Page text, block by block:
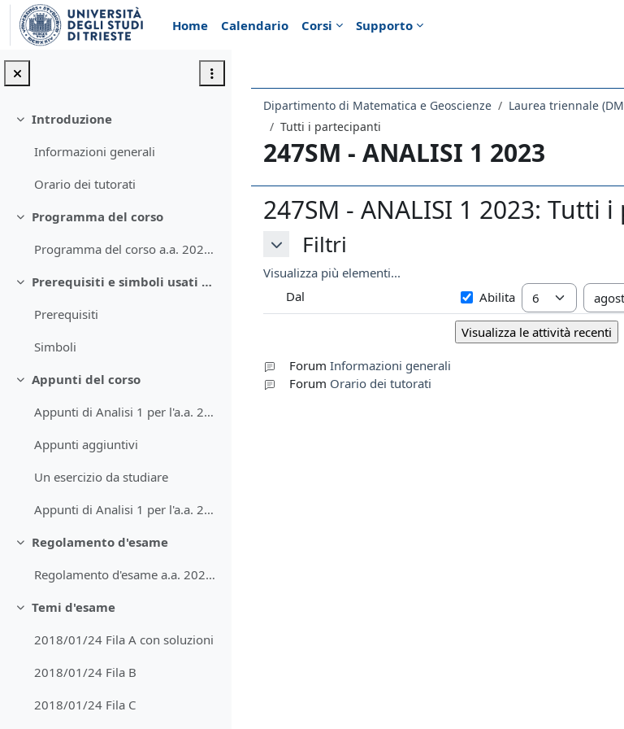
Vai al contenuto principale
Home
Calendario Corsi Supporto
Minimizza
Introduzione
Informazioni generali
Orario dei tutorati
Minimizza
Programma del corso
Programma del corso a.a. 2023/2024
Minimizza
Prerequisiti e simboli usati nel corso
Prerequisiti
Simboli
Minimizza
Appunti del corso
Appunti di Analisi 1 per l'a.a. 2023/2024
Appunti aggiuntivi
Un esercizio da studiare
Appunti di Analisi 1 per l'a.a. 2022/2023
Minimizza
Regolamento d'esame
Regolamento d'esame a.a. 2023/24
Minimizza
Temi d'esame
2018/01/24 Fila A con soluzioni
2018/01/24 Fila B
2018/01/24 Fila C
Dipartimento di Matematica e Geoscienze Laurea triennale
Tutti i partecipanti
247SM - ANALISI 1 2023
247SM - ANALISI 1 2023: Tutti
Filtri
Filtri Filtri
Visualizza più elementi...
Dal
DalAbilita Giorno Mese
Forum Informazioni generali
Forum Orario dei tutorati